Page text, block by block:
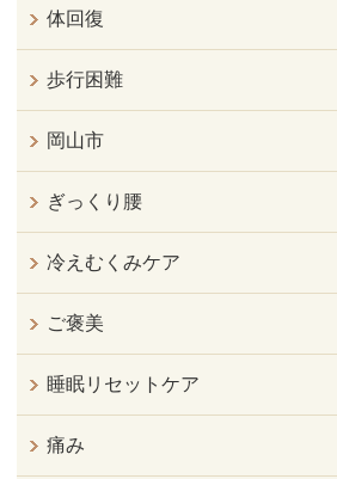
体回復
歩行困難
岡山市
ぎっくり腰
冷えむくみケア
ご褒美
睡眠リセットケア
痛み